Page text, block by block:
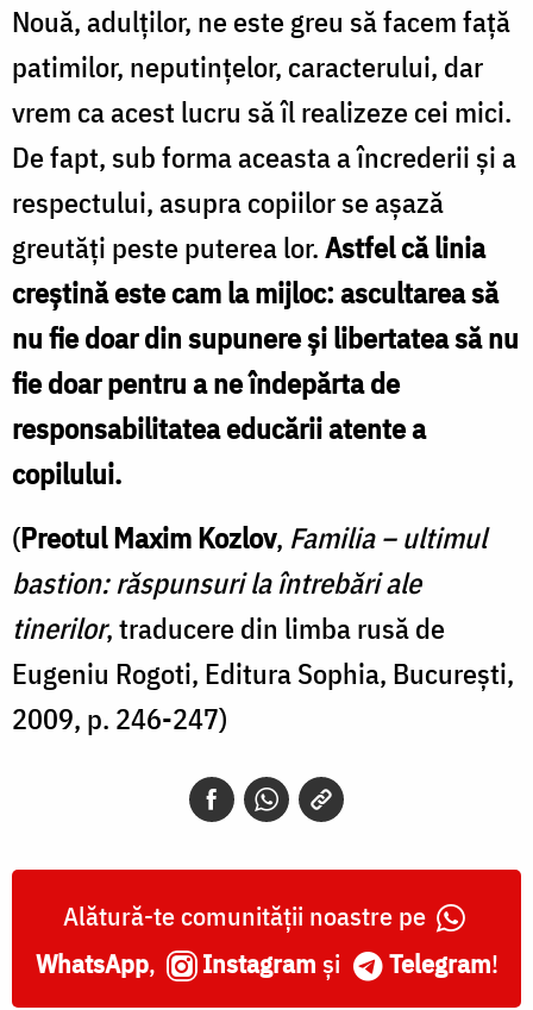
Nouă, adulţilor, ne este greu să facem faţă
patimilor, neputinţelor, caracterului, dar
vrem ca acest lucru să îl realizeze cei mici.
De fapt, sub forma aceasta a încrederii şi a
respectului, asupra copiilor se aşază
greutăţi peste puterea lor.Astfel că linia
creştină este cam la mijloc: ascultarea să
nu fie doar din supunere şi libertatea să nu
fie doar pentru a ne îndepărta de
responsabilitatea educării atente a
copilului.
(Preotul Maxim Kozlov, Familia – ultimul
bastion: răspunsuri la întrebări ale
tinerilor, traducere din limba rusă de
Eugeniu Rogoti, Editura Sophia, București,
2009, p. 246-247)
Alătură-te comunității noastre pe
WhatsApp, Instagram și Telegram!